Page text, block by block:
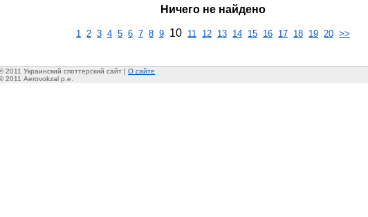
Ничего не найдено
1 2 3 4 5 6 7 8 9 10 11 12 13 14 15 16 17 18 19 20 >>
2011 Украинский споттерский сайт | О сайте
2011 Aerovokzal p.e.